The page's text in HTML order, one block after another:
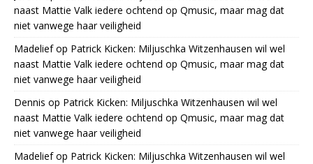
naast Mattie Valk iedere ochtend op Qmusic, maar mag dat
niet vanwege haar veiligheid
Madeliefop Patrick Kicken: Miljuschka Witzenhausen wil wel
naast Mattie Valk iedere ochtend op Qmusic, maar mag dat
niet vanwege haar veiligheid
Dennis op Patrick Kicken: Miljuschka Witzenhausen wil wel
naast Mattie Valk iedere ochtend op Qmusic, maar mag dat
niet vanwege haar veiligheid
Madeliefop Patrick Kicken: Miljuschka Witzenhausen wil wel